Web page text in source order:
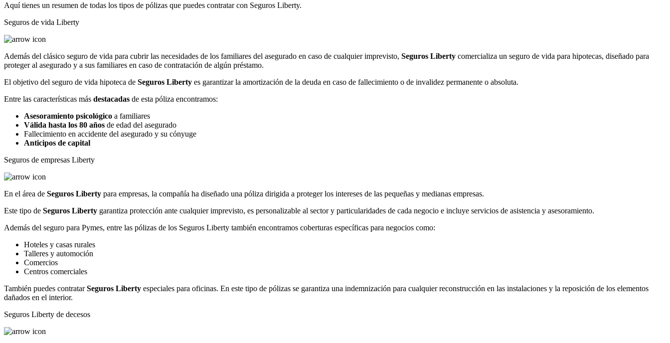
Aquí tienes un resumen de todas los tipos de pólizas que puedes contratar con Seguros Liberty.
Seguros de vida Liberty
Además del clásico seguro de vida para cubrir las necesidades de los familiares del asegurado en caso de cualquier imprevisto, Seguros Liberty comercializa un seguro de vida para hipotecas, diseñado para
proteger al asegurado y a sus familiares en caso de contratación de algún préstamo.
El objetivo del seguro de vida hipoteca de Seguros Liberty es garantizar la amortización de la deuda en caso de fallecimiento o de invalidez permanente o absoluta.
Entre las características más destacadas de esta póliza encontramos:
Asesoramiento psicológico a familiares
Válida hasta los 80 años de edad del asegurado
Fallecimiento en accidente del asegurado y su cónyuge
Anticipos de capital
Seguros de empresas Liberty
En el área de Seguros Liberty para empresas, la compañía ha diseñado una póliza dirigida a proteger los intereses de las pequeñas y medianas empresas.
Este tipo de Seguros Liberty garantiza protección ante cualquier imprevisto, es personalizable al sector y particularidades de cada negocio e incluye servicios de asistencia y asesoramiento.
Además del seguro para Pymes, entre las pólizas de los Seguros Liberty también encontramos coberturas específicas para negocios como:
Hoteles y casas rurales
Talleres y automoción
Comercios
Centros comerciales
También puedes contratarSeguros Liberty especiales para oficinas. En este tipo de pólizas se garantiza una indemnización para cualquier reconstrucción en las instalaciones y la reposición de los elementos
dañados en el interior.
Seguros Liberty de decesos